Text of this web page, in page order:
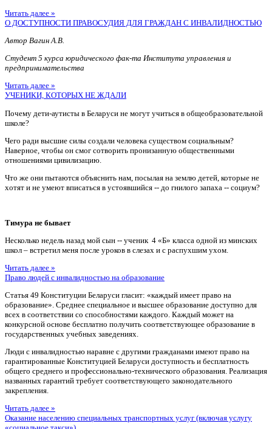
Читать далее »
О ДОСТУПНОСТИ ПРАВОСУДИЯ ДЛЯ ГРАЖДАН С ИНВАЛИДНОСТЬЮ
Автор Вагин А.В.
Студент 5 курса юридического фак-та Института управления и
предпринимательства
Читать далее »
УЧЕНИКИ, КОТОРЫХ НЕ ЖДАЛИ
Почему дети-аутисты в Беларуси не могут учиться в общеобразовательной
школе?
Чего ради высшие силы создали человека существом социальным?
Наверное, чтобы он смог сотворить пронизанную общественными
отношениями цивилизацию.
Что же они пытаются объяснить нам, посылая на землю детей, которые не
хотят и не умеют вписаться в устоявшийся -- до гнилого запаха -- социум?
Тимура не бывает
Несколько недель назад мой сын -- ученик 4 «Б» класса одной из минских
школ – встретил меня после уроков в слезах и с распухшим ухом.
Читать далее »
Право людей с инвалидностью на образование
Статья 49 Конституции Беларуси гласит: «каждый имеет право на
образование». Среднее специальное и высшее образование доступно для
всех в соответствии со способностями каждого. Каждый может на
конкурсной основе бесплатно получить соответствующее образование в
государственных учебных заведениях.
Люди с инвалидностью наравне с другими гражданами имеют право на
гарантированные Конституцией Беларуси доступность и бесплатность
общего среднего и профессионально-технического образования. Реализация
названных гарантий требует соответствующего законодательного
закрепления.
Читать далее »
Оказание населению специальных транспортных услуг (включая услугу